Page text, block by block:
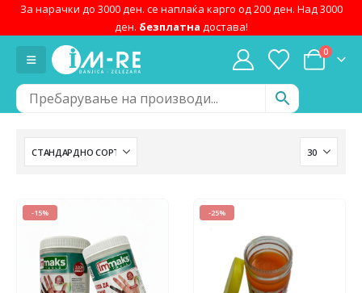
За нарачки до 3000 ден. се наплаќа карго од 200 ден. Над 3000
ден. безплатна достава!
0
-15% -25%